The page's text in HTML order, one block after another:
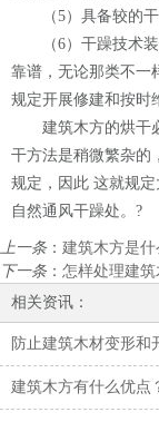
（5）具备较的
（6）干躁技术
靠谱，无论那类不一
规定开展修建和按时
建筑木方的烘干
干方法是稍微繁杂的
规定，因此 这就规
自然通风干躁处。?
上一条： 建筑木方是什
下一条： 怎样处理建
相关资讯：
防止建筑木材变形和
建筑木方有什么优点